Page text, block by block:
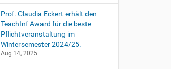
Prof. Claudia Eckert erhält den
TeachInf Award für die beste
Pflichtveranstaltung im
Wintersemester 2024/25.
Aug 14, 2025